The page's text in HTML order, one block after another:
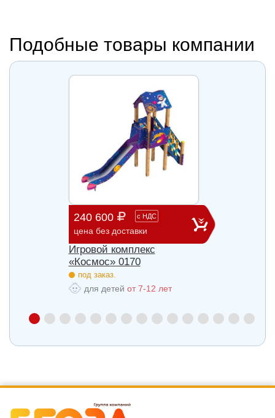
Подобные товары компании
240 600 с НДС
цена без доставки
Игровой комплекс
«Космос» 0170
под заказ.
для детей от 7-12 лет